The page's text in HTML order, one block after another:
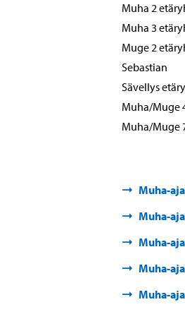
Muha 2
Muha 3
Muge 2
Sebastian
Sävellys
Muha/Muge
Muha/Muge
Muha-
Muha-
Muha-
Muha-
Muha-